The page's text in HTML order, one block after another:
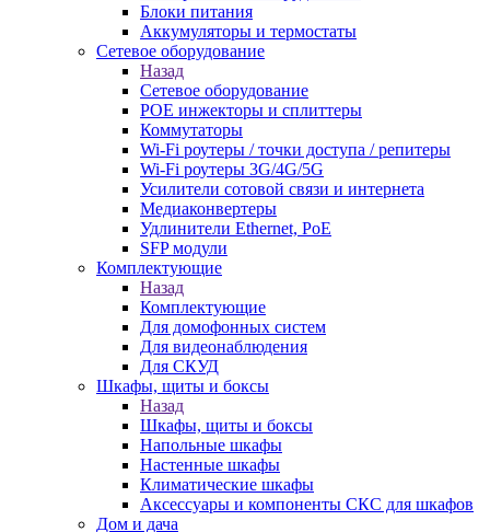
Блоки питания
Аккумуляторы и термостаты
Сетевое оборудование
Назад
Сетевое оборудование
POE инжекторы и сплиттеры
Коммутаторы
Wi-Fi роутеры / точки доступа / репитеры
Wi-Fi роутеры 3G/4G/5G
Усилители сотовой связи и интернета
Медиаконвертеры
Удлинители Ethernet, PoE
SFP модули
Комплектующие
Назад
Комплектующие
Для домофонных систем
Для видеонаблюдения
Для СКУД
Шкафы, щиты и боксы
Назад
Шкафы, щиты и боксы
Напольные шкафы
Настенные шкафы
Климатические шкафы
Аксессуары и компоненты СКС для шкафов
Дом и дача